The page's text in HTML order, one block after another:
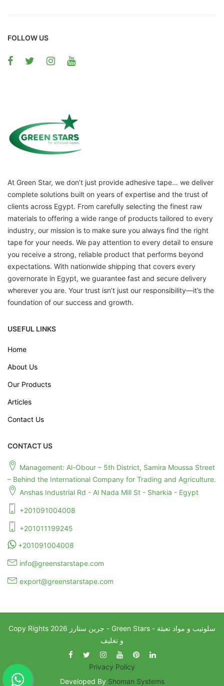
FOLLOW US
At Green Star, we don’t just provide adhesive tape… we deliver
complete solutions built on years of expertise and the trust of
clients across Egypt. From carefully selecting the finest raw
materials to offering a wide range of products tailored to every
industry, our mission is to make sure you always find the right
tape for your needs. We pay attention to every detail to ensure
you receive a strong, reliable product that performs beyond
expectations. With nationwide shipping that covers every
governorate in Egypt, we guarantee fast and secure delivery
wherever you are. Your trust isn’t just our responsibility—it’s the
foundation of our success and growth.
USEFUL LINKS
Home
About Us
Our Products
Articles
Contact Us
CONTACT US
Management: Al-Obour – 5th District, Samira Moussa Street
– Behind the International Company for Trading and Agriculture.
Anshas Industrial Rd - Al Nada Mill St - Sharkia - Egypt
+201091004008
+201011199245
+201091004008
info@greenstarstape.com
export@greenstarstape.com
Copy Rights 2026
و تغليف
Privacy Policy
Developed By Shoman Systems